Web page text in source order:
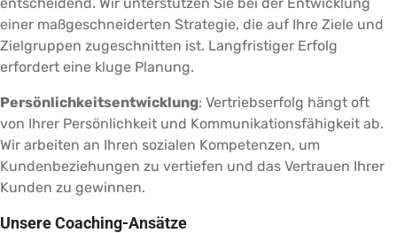
einer maßgeschneiderten Strategie, die auf Ihre Ziele und
Zielgruppen zugeschnitten ist. Langfristiger Erfolg
erfordert eine kluge Planung.
Persönlichkeitsentwicklung: Vertriebserfolg hängt oft
von Ihrer Persönlichkeit und Kommunikationsfähigkeit ab.
Wir arbeiten an Ihren sozialen Kompetenzen, um
Kundenbeziehungen zu vertiefen und das Vertrauen Ihrer
Kunden zu gewinnen.
Unsere Coaching-Ansätze